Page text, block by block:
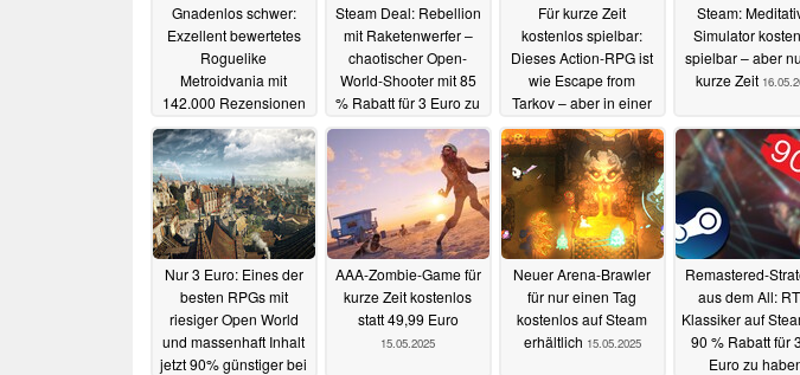
Gnadenlos schwer:
Exzellent bewertetes
Roguelike
Metroidvania mit
142.000 Rezensionen
zum absoluten
Tiefstpreis auf Steam
17.05.2025
Steam Deal: Rebellion
mit Raketenwerfer –
chaotischer Open-
World-Shooter mit 85
% Rabatt für 3 Euro zu
haben16.05.2025
Für kurze Zeit
kostenlos spielbar:
Dieses Action-RPG ist
wie Escape from
Tarkov – aber in einer
Fantasy-Welt16.05.2025
Steam:
Simulator
spielbar – aber
kurze Zeit
Nur 3 Euro: Eines der
besten RPGs mit
riesiger Open World
und massenhaft Inhalt
jetzt 90% günstiger bei
AAA-Zombie-Game für
kurze Zeit kostenlos
statt 49,99 Euro
15.05.2025
Neuer Arena-Brawler
für nur einen Tag
kostenlos auf Steam
erhältlich 15.05.2025
Remastered-
aus dem All:
Klassiker auf
90 % Rabatt für
Euro zu